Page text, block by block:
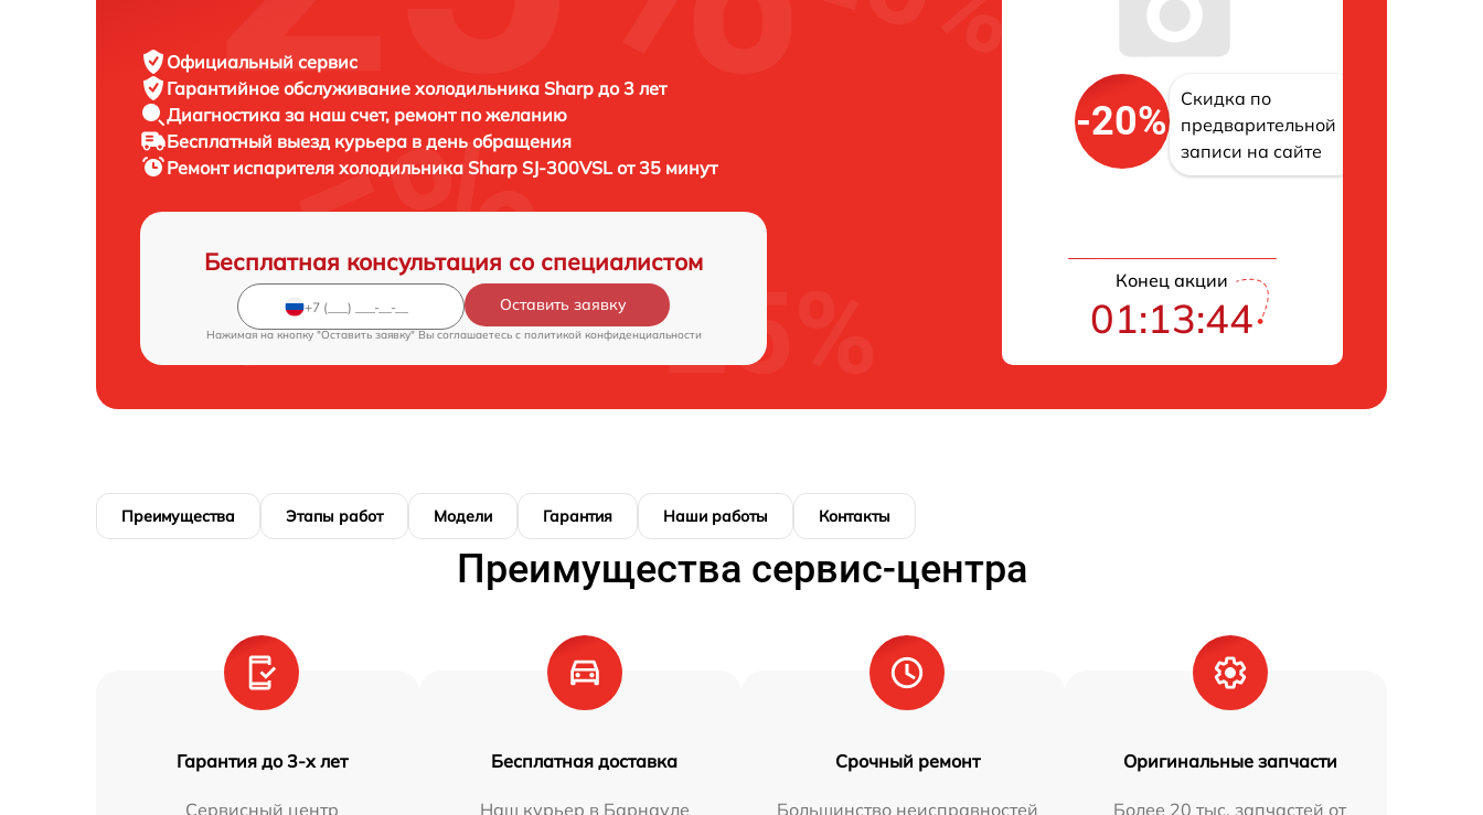
Официальный сервис
Гарантийное обслуживание холодильника Sharp до 3 лет
Диагностика за наш счет, ремонт по желанию
Бесплатный выезд курьера в день обращения
Ремонт испарителя холодильника Sharp SJ-300VSL от 35 минут
Бесплатная консультация со специалистом
Оставить заявку
Нажимая на кнопку "Оставить заявку" Вы соглашаетесь c политикой конфиденциальности
-20%
Скидка по
предварительной
записи на сайте
Конец акции
01:13:43
Преимущества Этапы работ Модели Гарантия Наши работы Контакты
Преимущества сервис-центра
Гарантия до 3-х лет
Сервисный центр
Бесплатная доставка
Наш курьер в Барнауле
Срочный ремонт
Большинство неисправностей
Оригинальные запчасти
Более 20 тыс. запчастей от